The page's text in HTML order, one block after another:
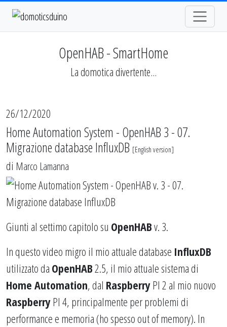
OpenHAB - SmartHome
La domotica divertente...
26/12/2020
Home Automation System - OpenHAB 3 - 07.
Migrazione database InfluxDB [English version]
di Marco Lamanna
Giunti al settimo capitolo su OpenHABv. 3.
In questo video migro il mio attuale database InfluxDB
utilizzato da OpenHAB2.5, il mio attuale sistema di
Home Automation, dal RaspberryPI 2 al mio nuovo
RaspberryPI 4, principalmente per problemi di
performance e memoria (ho spesso out of memory). In